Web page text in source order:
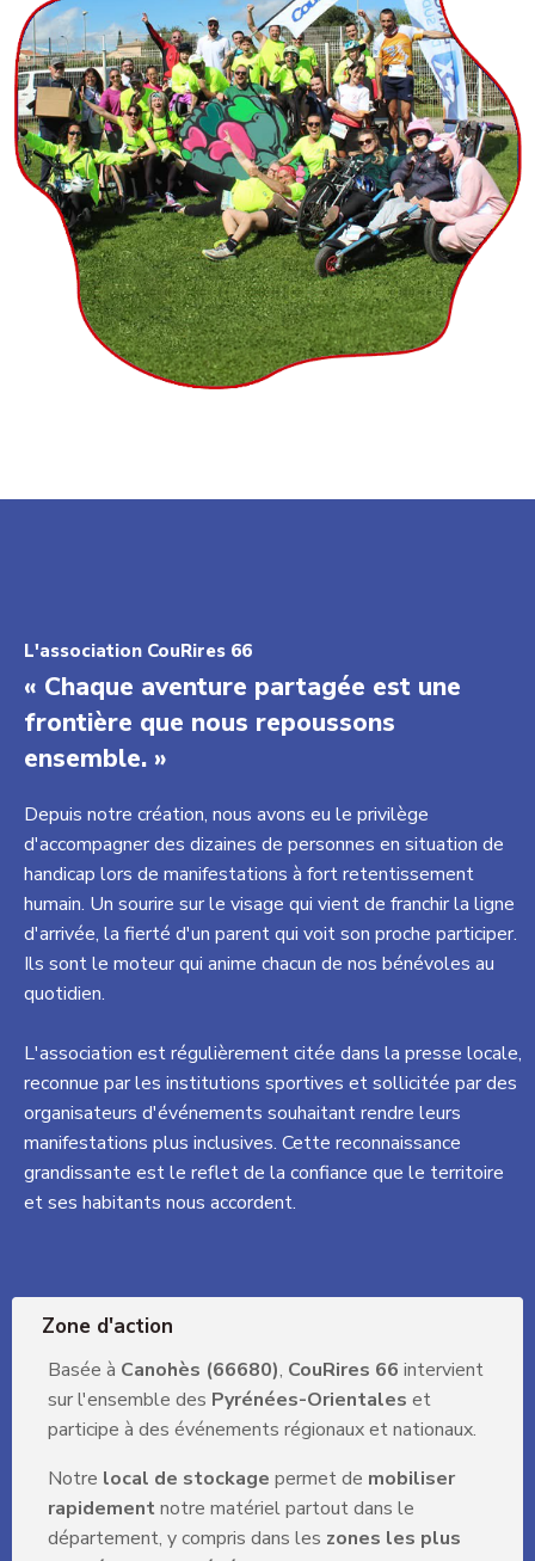
L'association CouRires 66
« Chaque aventure partagée est une
frontière que nous repoussons
ensemble. »
Depuis notre création, nous avons eu le privilège
d'accompagner des dizaines de personnes en situation de
handicap lors de manifestations à fort retentissement
humain. Un sourire sur le visage qui vient de franchir la ligne
d'arrivée, la fierté d'un parent qui voit son proche participer.
Ils sont le moteur qui anime chacun de nos bénévoles au
quotidien.
L'association est régulièrement citée dans la presse locale,
reconnue par les institutions sportives et sollicitée par des
organisateurs d'événements souhaitant rendre leurs
manifestations plus inclusives. Cette reconnaissance
grandissante est le reflet de la confiance que le territoire
et ses habitants nous accordent.
Zone d'action
Basée à Canohès (66680), CouRires 66 intervient
sur l'ensemble des Pyrénées-Orientales et
participe à des événements régionaux et nationaux.
Notre local de stockage permet de mobiliser
rapidementnotre matériel partout dans le
département, y compris dans les zones les plus